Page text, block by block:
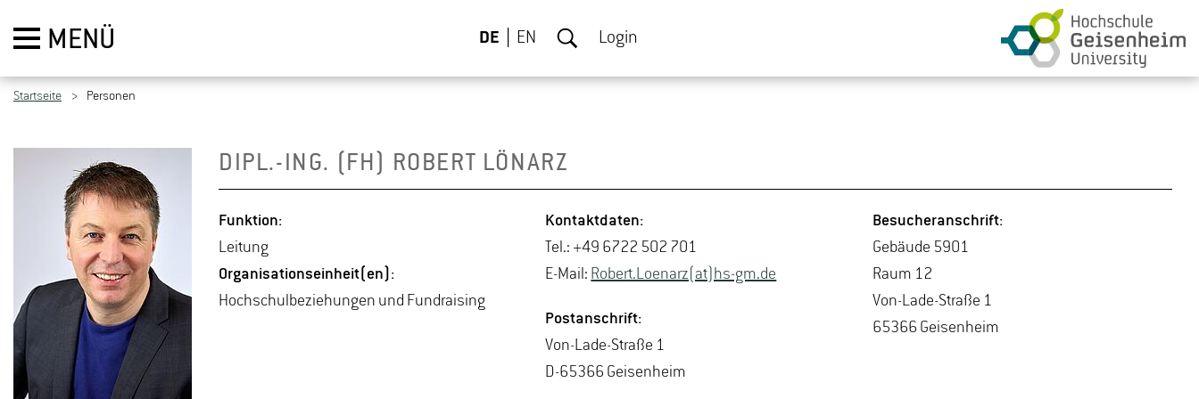
MENÜ DE EN Login
Startseite Personen
DIPL.-ING. (FH) RO­BERT LÖ­N­ARZ
Funk­ti­on:
Lei­tung
Or­ga­ni­sa­ti­ons­ein­heit(en):
Hoch­schul­be­zie­hun­gen und Fund­rai­sing
Kon­takt­da­ten:
Tel.: +49 6722 502 701
E-Mail: Ro­bert.Lo­en­arz(at)hs-​gm.​de
Post­an­schrift:
Von-La­de-Stra­ße 1
D-65366 Gei­sen­heim
Be­su­cher­an­schrift:
Ge­bäu­de 5901
Raum 12
Von-La­de-Stra­ße 1
65366 Gei­sen­heim